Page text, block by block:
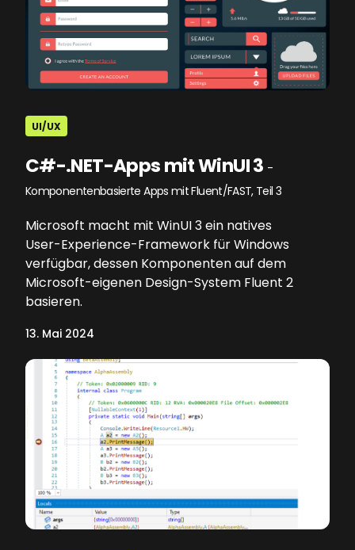
UI/UX
C#-.NET-Apps mit WinUI 3 -
Komponentenbasierte Apps mit Fluent/FAST, Teil 3
Microsoft macht mit WinUI 3 ein natives
User-Experience-Framework für Windows
verfügbar, dessen Komponenten auf dem
Microsoft-eigenen Design-System Fluent 2
basieren.
13. Mai 2024